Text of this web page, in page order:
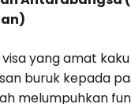
yang amat
buruk kepada
melumpuhkan